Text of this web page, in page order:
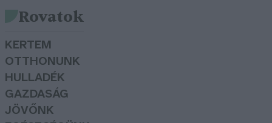
Rovatok
KERTEM
OTTHONUNK
HULLADÉK
GAZDASÁG
JÖVŐNK